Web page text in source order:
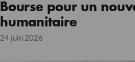
Bourse pour un
humanitaire
24 juin 2026